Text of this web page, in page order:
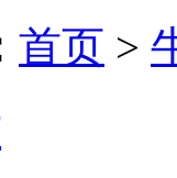
首页 >